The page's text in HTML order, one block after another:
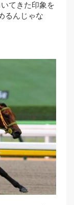
てきた印象を
るんじゃな